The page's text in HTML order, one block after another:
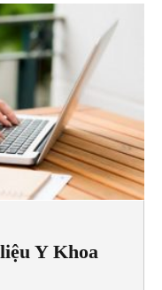
Y Khoa